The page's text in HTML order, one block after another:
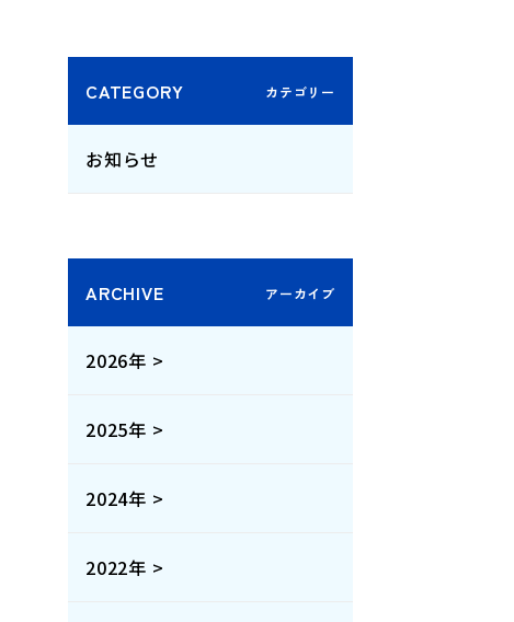
CATEGORY
お知らせ
ARCHIVE
2026年 >
2025年 >
2024年 >
2022年 >